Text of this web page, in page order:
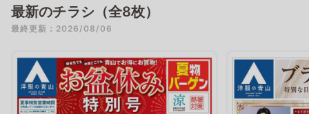
最新のチラシ（全8枚）
最終更新：2026/08/06